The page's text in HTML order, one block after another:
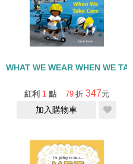
JOBS/硬頁翻翻書
WHAT WE WEAR WHEN WE
紅利 1 點 79 折 347元
加入購物車